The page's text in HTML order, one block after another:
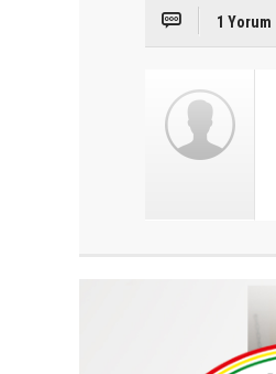
1 Yorum